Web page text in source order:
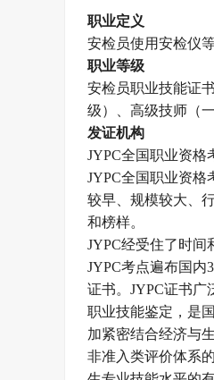
职业定义
安检员使用安检仪
职业等级
安检员职业技能证书
级）、高级技师（一
发证机构
JYPC全国职业资格
JYPC全国职业资格
较早、规模较大、
和榜样。
JYPC经受住了时间
JYPC考点遍布国内
证书。JYPC证书
职业技能鉴定，是
加紧密结合经济与
非准入类评价体系